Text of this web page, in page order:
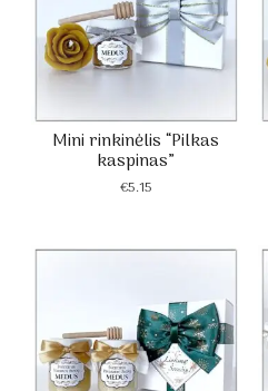
Mini rinkinėlis “Pilkas
kaspinas”
€5.15